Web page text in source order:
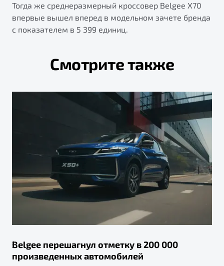
Тогда же среднеразмерный кроссовер Belgee Х70
впервые вышел вперед в модельном зачете бренда
с показателем в 5 399 единиц.
Смотрите также
Belgee перешагнул отметку в 200 000
произведенных автомобилей